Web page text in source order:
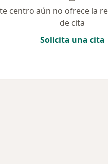
centro aún no ofrece la
de cita
Solicita una cita